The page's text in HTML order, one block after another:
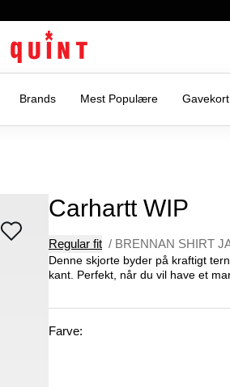
Brands Mest Populære Gavekort
Carhartt WIP
Regular fit / BRENNAN SHIRT
Denne skjorte byder på kraftigt
kant. Perfekt, når du vil have et
Farve: